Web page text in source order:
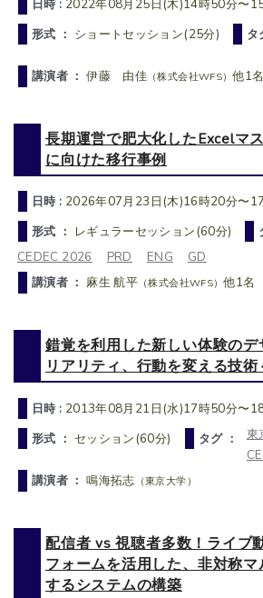
日時 : 2022年08月25日(木)14時50分〜
形式 ： ショートセッション(25分) タ
講演者 ：伊藤 由佳 （株式会社WFS）他1名
長期運営で肥大化したExcelマ
に向けた移行事例
日時 : 2026年07月23日(木)16時20分〜
形式 ： レギュラーセッション(60分)
CEDEC 2026
PRD ENG
GD
講演者 ：麻生 航平 （株式会社WFS）他1名
錯覚を利用した新しい体験の
リアリティ、行動を変える技術
日時 : 2013年08月21日(水)17時50分〜
形式 ： セッション(60分) タグ ： 東
講演者 ：鳴海拓志 （東京大学）
配信者 vs 視聴者多数！ライブ
フォームを活用した、非対称
するシステムの構築